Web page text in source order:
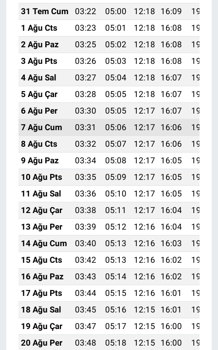
31 Tem Cum
03:22 05:00 12:18 16:09
19:26
1 Ağu Cts
03:23 05:01 12:18 16:08
19:25
2 Ağu Paz
03:25 05:02 12:18 16:08
19:24
3 Ağu Pts
03:26 05:03 12:18 16:08
19:23
4 Ağu Sal
03:27 05:04 12:18 16:07
19:22
5 Ağu Çar
03:28 05:05 12:18 16:07
19:21
6 Ağu Per
03:30 05:05 12:17 16:07
19:19
7 Ağu Cum
03:31 05:06 12:17 16:06
19:18
8 Ağu Cts
03:32 05:07 12:17 16:06
19:17
9 Ağu Paz
03:34 05:08 12:17 16:05
19:16
10 Ağu Pts
03:35 05:09 12:17 16:05
19:15
11 Ağu Sal
03:36 05:10 12:17 16:05
19:14
12 Ağu Çar
03:38 05:11 12:17 16:04
19:12
13 Ağu Per
03:39 05:12 12:16 16:04
19:11
14 Ağu Cum
03:40 05:13 12:16 16:03
19:10
15 Ağu Cts
03:42 05:13 12:16 16:02
19:09
16 Ağu Paz
03:43 05:14 12:16 16:02
19:07
17 Ağu Pts
03:44 05:15 12:16 16:01
19:06
18 Ağu Sal
03:45 05:16 12:15 16:01
19:05
19 Ağu Çar
03:47 05:17 12:15 16:00
19:03
20 Ağu Per
03:48 05:18 12:15 16:00
19:02